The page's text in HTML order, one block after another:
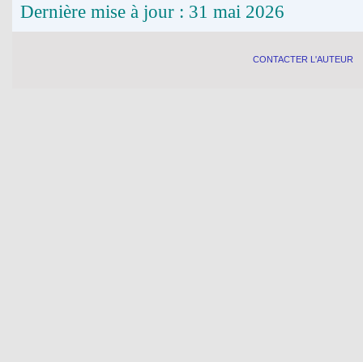
Dernière mise à jour : 31 mai 2026
CONTACTER L'AUTEUR